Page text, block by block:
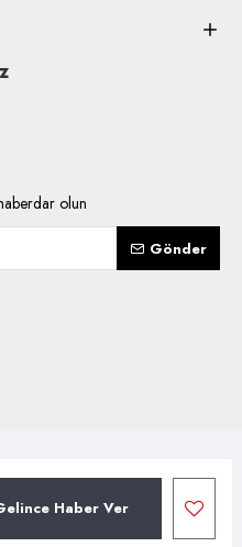
Haber Ver
olun
Gönder